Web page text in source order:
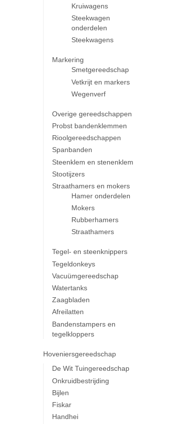
Kruiwagens
Steekwagen
onderdelen
Steekwagens
Markering
Smetgereedschap
Vetkrijt en markers
Wegenverf
Overige gereedschappen
Probst bandenklemmen
Rioolgereedschappen
Spanbanden
Steenklem en stenenklem
Stootijzers
Straathamers en mokers
Hamer onderdelen
Mokers
Rubberhamers
Straathamers
Tegel- en steenknippers
Tegeldonkeys
Vacuümgereedschap
Watertanks
Zaagbladen
Afreilatten
Bandenstampers en
tegelkloppers
Hoveniersgereedschap
De Wit Tuingereedschap
Onkruidbestrijding
Bijlen
Fiskar
Handhei